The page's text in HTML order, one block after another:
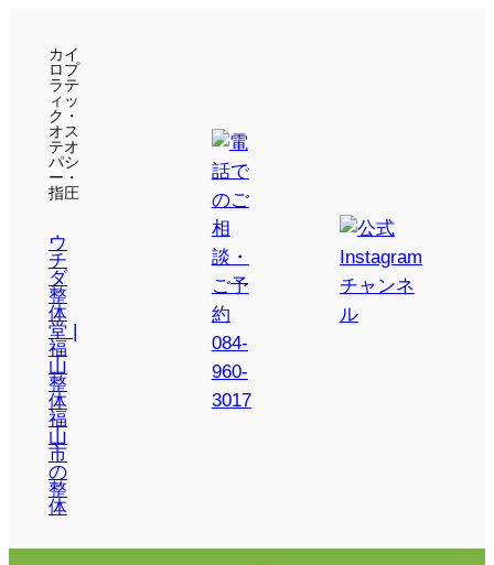
カイ
ロプ
ラテ
ィッ
ク・
オス
テオ
パシ
ー・
指圧
ウ
チ
ダ
整
体
堂 |
福
山
整
体
福
山
市
の
整
体